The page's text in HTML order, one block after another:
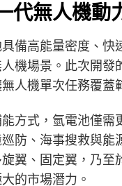
代無人機動
備高能量密度、
機場景。此次開發
人機單次任務覆蓋
方式，氫電池僅需
防、海事搜救與
翼、固定翼，乃
的市場潛力。